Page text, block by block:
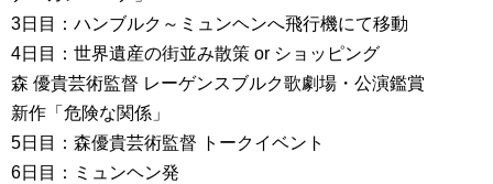
3日目：ハンブルク～ミュンヘンへ飛行機にて移動
4日目：世界遺産の街並み散策 or ショッピング
森 優貴芸術監督 レーゲンスブルク歌劇場・公演鑑賞
新作「危険な関係」
5日目：森優貴芸術監督 トークイベント
6日目：ミュンヘン発